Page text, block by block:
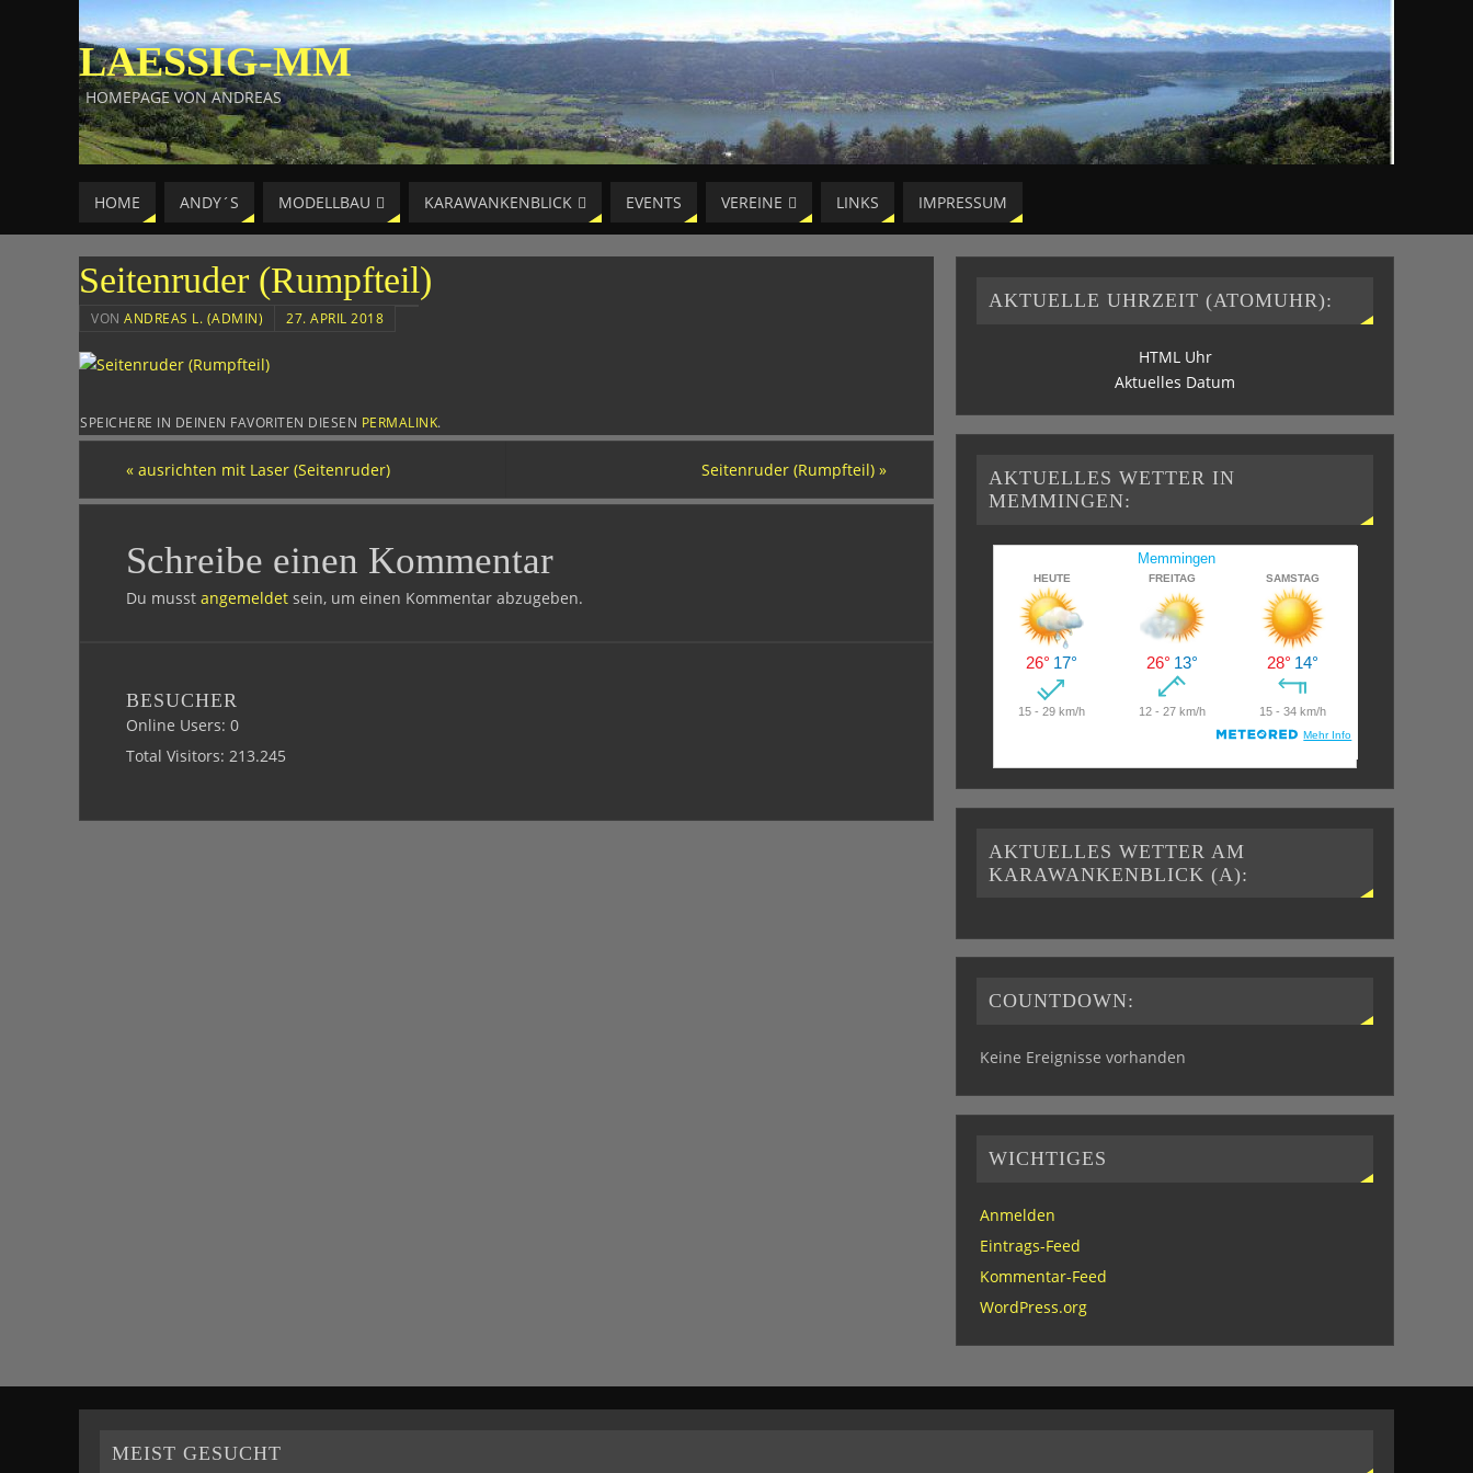
LAESSIG-MM
HOMEPAGE VON ANDREAS
HOME ANDY´S MODELLBAU KARAWANKENBLICK EVENTS VEREINE LINKS IMPRESSUM
Seitenruder (Rumpfteil)
VON ANDREAS L. (ADMIN) 27. APRIL 2018
SPEICHERE IN DEINEN FAVORITEN DIESEN PERMALINK.
« ausrichten mit Laser (Seitenruder) Seitenruder (Rumpfteil) »
Schreibe einen Kommentar
Du musst angemeldet sein, um einen Kommentar abzugeben.
BESUCHER
Online Users: 0
Total Visitors: 213.245
AKTUELLE UHRZEIT (ATOMUHR):
HTML Uhr
Aktuelles Datum
AKTUELLES WETTER IN
MEMMINGEN:
AKTUELLES WETTER AM
KARAWANKENBLICK (A):
COUNTDOWN:
Keine Ereignisse vorhanden
WICHTIGES
Anmelden
Eintrags-Feed
Kommentar-Feed
WordPress.org
MEIST GESUCHT